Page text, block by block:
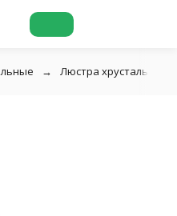
Люстра хрустальная